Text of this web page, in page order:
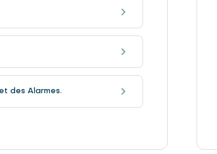
des Alarmes.